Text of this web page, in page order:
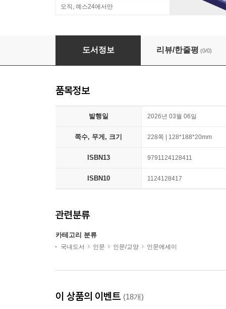
오직, 예스24에서만
도서정보 리뷰/한줄평 (0/0)
품목정보
발행일 2026년 03월 06일
쪽수, 무게, 크기 228쪽 | 128*188*20mm
ISBN13 9791124128411
ISBN10 1124128417
관련분류
카테고리 분류
국내도서 인문 인문/교양 인문에세이
이 상품의 이벤트 (18개)